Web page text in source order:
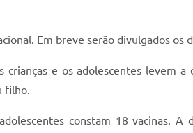
Em breve serão divulgados os
e os adolescentes levem
filho.
constam 18 vacinas.